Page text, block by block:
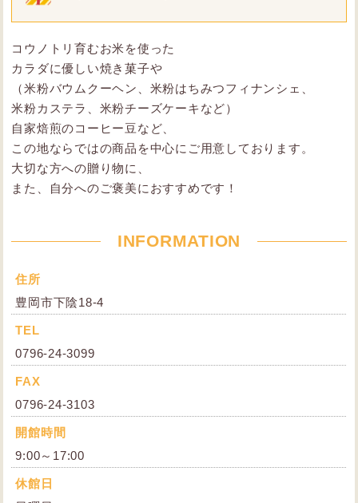
コウノトリ育むお米を使った
カラダに優しい焼き菓子や
（米粉バウムクーヘン、米粉はちみつフィナンシェ、
米粉カステラ、米粉チーズケーキなど）
自家焙煎のコーヒー豆など、
この地ならではの商品を中心にご用意しております。
大切な方への贈り物に、
また、自分へのご褒美におすすめです！
INFORMATION
住所
豊岡市下陰18-4
TEL
0796-24-3099
FAX
0796-24-3103
開館時間
9:00～17:00
休館日